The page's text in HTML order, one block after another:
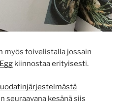
myös toivelistalla jossain
kiinnostaa erityisesti.
seuraavana kesänä siis